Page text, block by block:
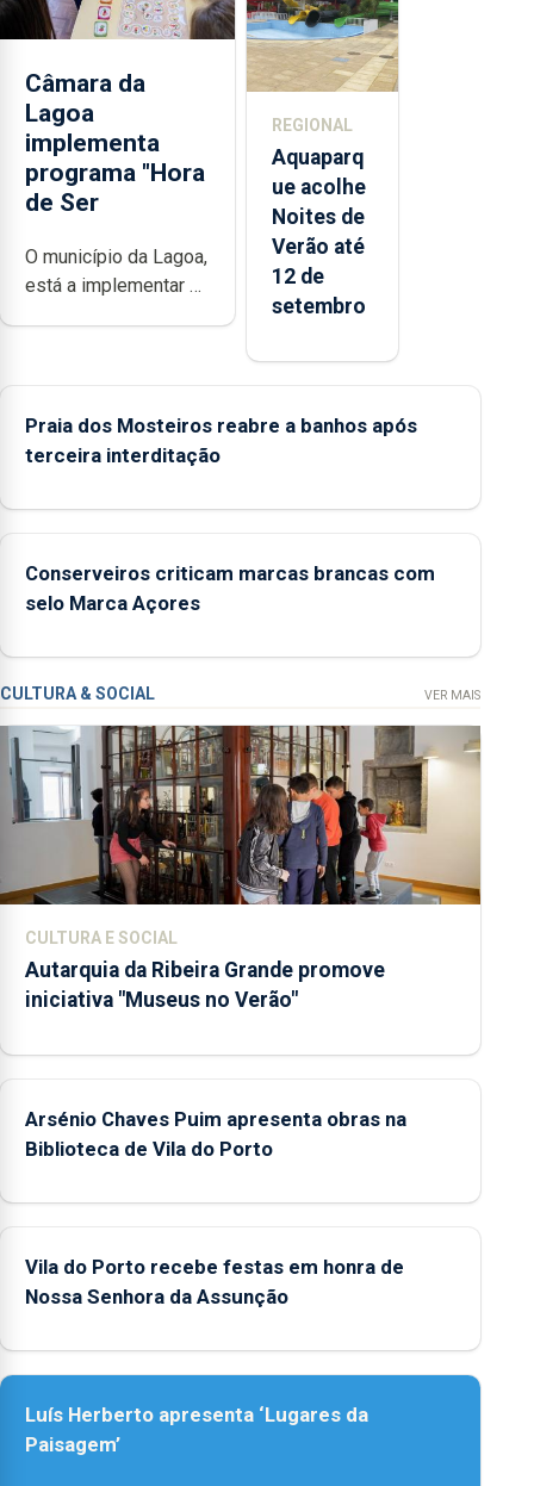
Câmara da
Lagoa
implementa
programa "Hora
de Ser
O município da Lagoa,
está a implementar o
promoção de
competências
e sociais junto das
2021 e
2025 nos
Açores
REGIONAL
Aquaparq
ue acolhe
Noites de
Verão até
12 de
setembro
Praia dos Mosteiros reabre a banhos após
terceira interditação
Conserveiros criticam marcas brancas com
selo Marca Açores
CULTURA & SOCIAL VER MAIS
CULTURA E SOCIAL
Autarquia da Ribeira Grande promove
iniciativa "Museus no Verão"
Arsénio Chaves Puim apresenta obras na
Biblioteca de Vila do Porto
Vila do Porto recebe festas em honra de
Nossa Senhora da Assunção
Luís Herberto apresenta ‘Lugares da
Paisagem’